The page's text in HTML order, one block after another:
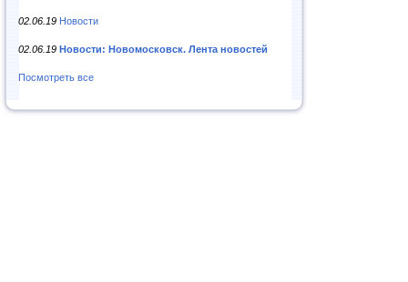
02.06.19 Новости
02.06.19 Новости: Новомосковск. Лента новостей
Посмотреть все